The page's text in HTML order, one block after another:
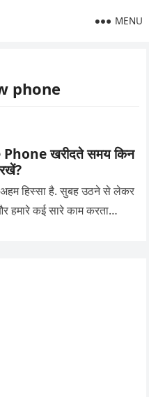
MENU
phone
खरीदते समय किन
हिस्सा है. सुबह उठने से लेकर
हमारे कई सारे काम करता…